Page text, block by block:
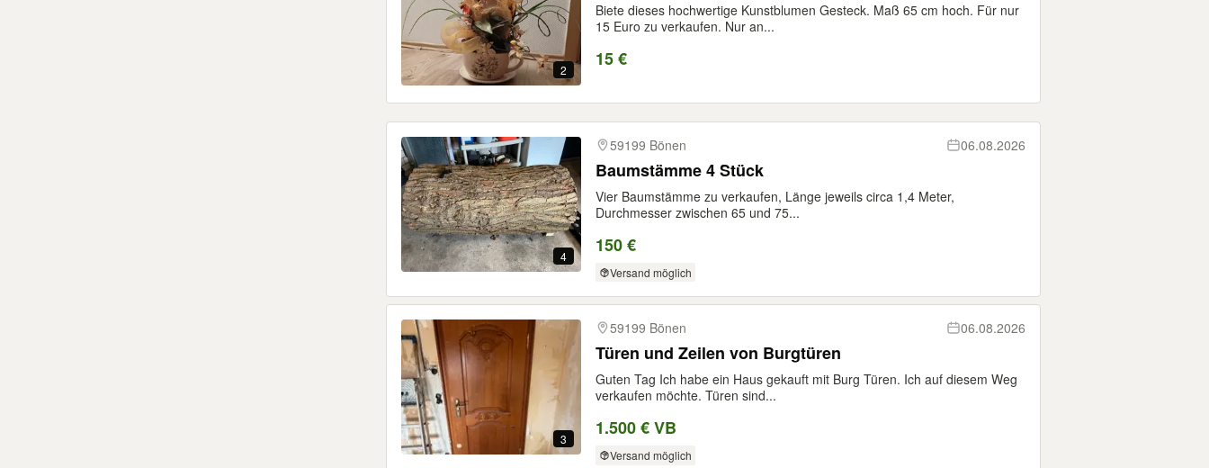
2
Biete dieses hochwertige Kunstblumen Gesteck. Maß 65 cm hoch. Für nur
15 Euro zu verkaufen. Nur an...
15 €
4
59199 Bönen 06.08.2026
Baumstämme 4 Stück
Vier Baumstämme zu verkaufen, Länge jeweils circa 1,4 Meter,
Durchmesser zwischen 65 und 75...
150 €
Versand möglich
3
59199 Bönen 06.08.2026
Türen und Zeilen von Burgtüren
Guten Tag Ich habe ein Haus gekauft mit Burg Türen. Ich auf diesem Weg
verkaufen möchte. Türen sind...
1.500 € VB
Versand möglich